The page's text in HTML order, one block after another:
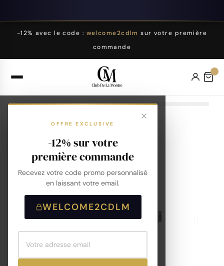
-12% avec le code : welcome2cdlm sur votre première
commande
OFFRE EXCLUSIVE
-12% sur votre
première commande
Recevez votre code promo personnalisé
en laissant votre email.
WELCOME2CDLM